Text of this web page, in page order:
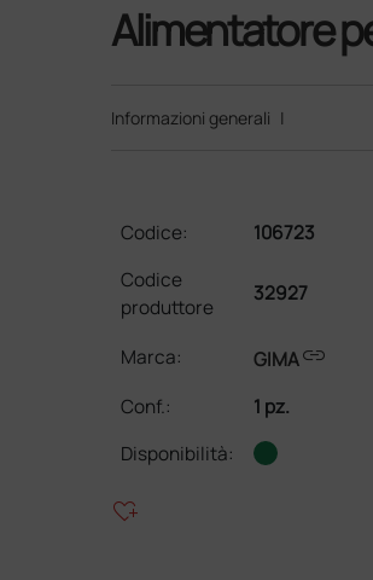
Alimentatore
Informazioni generali |
Codice:
106723
Codice
produttore
32927
Marca: GIMAlink
Conf.:
1 pz.
Disponibilità:
heart_plus